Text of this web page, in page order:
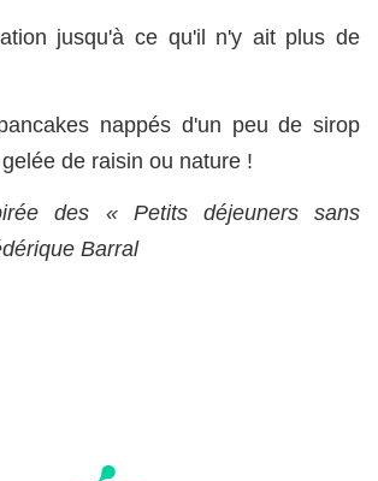
jusqu'à ce qu'il n'y ait plus de
nappés d'un peu de sirop
de raisin ou nature !
des « Petits déjeuners sans
Barral